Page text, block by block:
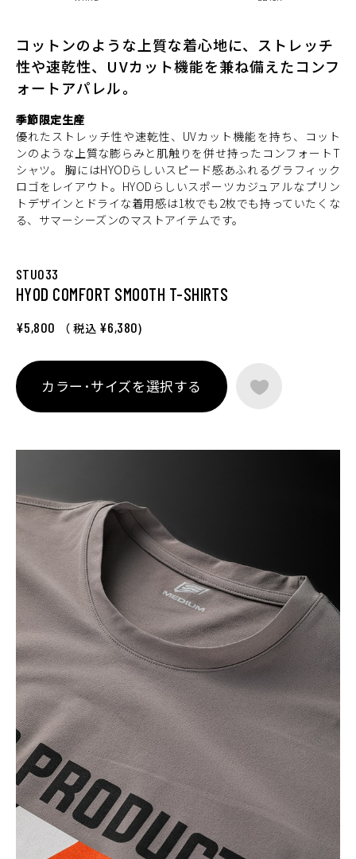
コットンのような上質な着心地に、ストレッチ
性や速乾性、UVカット機能を兼ね備えたコンフ
ォートアパレル。
季節限定生産
優れたストレッチ性や速乾性、UVカット機能を持ち、コット
ンのような上質な膨らみと肌触りを併せ持ったコンフォートT
シャツ。 胸にはHYODらしいスピード感あふれるグラフィック
ロゴをレイアウト。HYODらしいスポーツカジュアルなプリン
トデザインとドライな着用感は1枚でも2枚でも持っていたくな
る、サマーシーズンのマストアイテムです。
STU033
HYOD COMFORT SMOOTH T-SHIRTS
¥5,800 （ 税込 ¥6,380)
カラー･サイズを選択する